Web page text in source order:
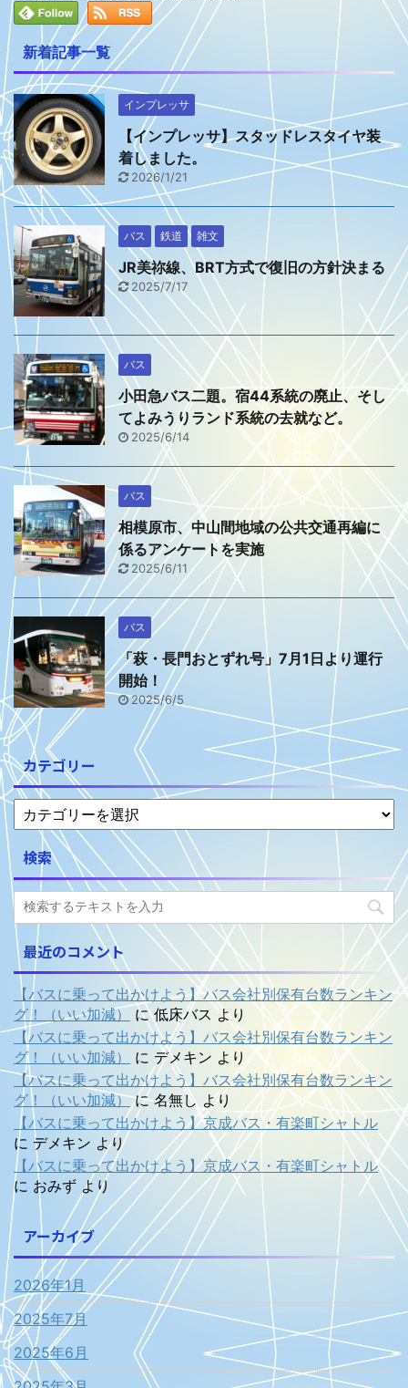
新着記事一覧
インプレッサ
【インプレッサ】スタッドレスタイヤ装
着しました。
2026/1/21
バス 鉄道 雑文
JR美祢線、BRT方式で復旧の方針決まる
2025/7/17
バス
小田急バス二題。宿44系統の廃止、そし
てよみうりランド系統の去就など。
2025/6/14
バス
相模原市、中山間地域の公共交通再編に
係るアンケートを実施
2025/6/11
バス
「萩・長門おとずれ号」7月1日より運行
開始！
2025/6/5
カテゴリー
検索
最近のコメント
【バスに乗って出かけよう】バス会社別保有台数ランキン
グ！（いい加減）
に低床バス より
【バスに乗って出かけよう】バス会社別保有台数ランキン
グ！（いい加減）
に デメキン より
【バスに乗って出かけよう】バス会社別保有台数ランキン
グ！（いい加減）に名無し より
【バスに乗って出かけよう】京成バス・有楽町シャトル
に デメキン より
【バスに乗って出かけよう】京成バス・有楽町シャトル
に おみず より
アーカイブ
2026年1月
2025年7月
2025年6月